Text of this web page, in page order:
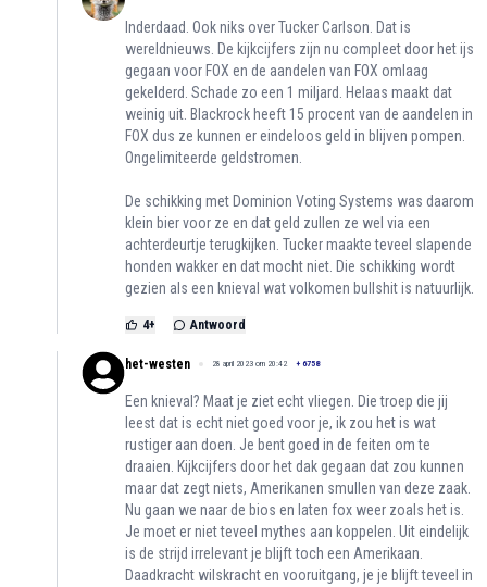
Inderdaad. Ook niks over Tucker Carlson. Dat is
wereldnieuws. De kijkcijfers zijn nu compleet door het ijs
gegaan voor FOX en de aandelen van FOX omlaag
gekelderd. Schade zo een 1 miljard. Helaas maakt dat
weinig uit. Blackrock heeft 15 procent van de aandelen in
FOX dus ze kunnen er eindeloos geld in blijven pompen.
Ongelimiteerde geldstromen.
De schikking met Dominion Voting Systems was daarom
klein bier voor ze en dat geld zullen ze wel via een
achterdeurtje terugkijken. Tucker maakte teveel slapende
honden wakker en dat mocht niet. Die schikking wordt
gezien als een knieval wat volkomen bullshit is natuurlijk.
4+ Antwoord
het-westen 28 april 2023 om 20:42 + 6758
Een knieval? Maat je ziet echt vliegen. Die troep die jij
leest dat is echt niet goed voor je, ik zou het is wat
rustiger aan doen. Je bent goed in de feiten om te
draaien. Kijkcijfers door het dak gegaan dat zou kunnen
maar dat zegt niets, Amerikanen smullen van deze zaak.
Nu gaan we naar de bios en laten fox weer zoals het is.
Je moet er niet teveel mythes aan koppelen. Uit eindelijk
is de strijd irrelevant je blijft toch een Amerikaan.
Daadkracht wilskracht en vooruitgang, je je blijft teveel in